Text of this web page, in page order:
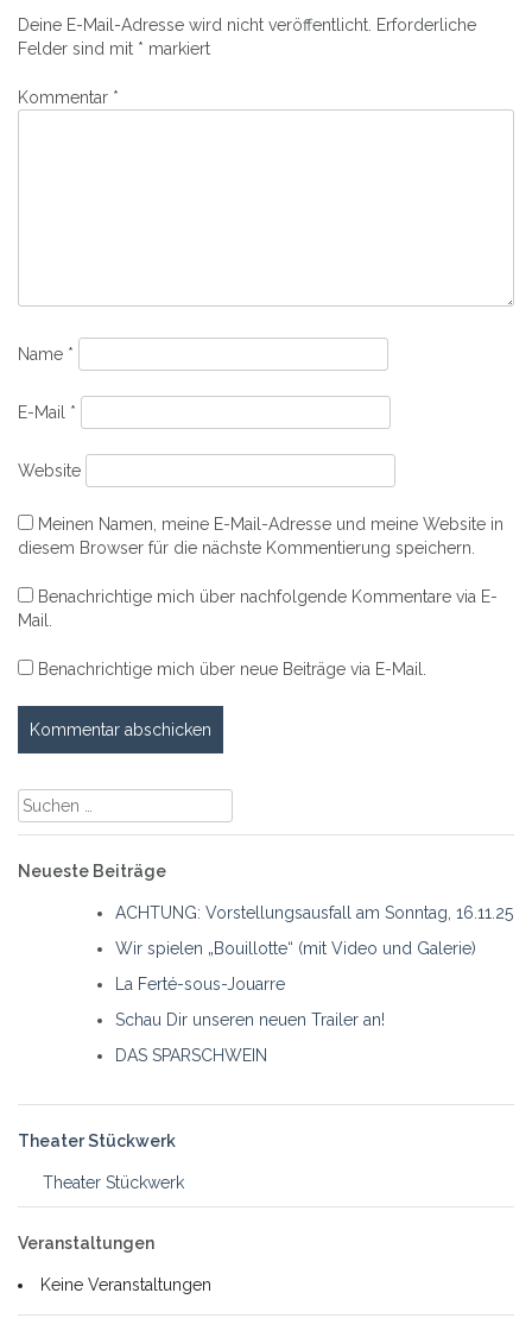
geöffnet)geöffnet)
Deine E-Mail-Adresse wird nicht veröffentlicht. Erforderliche
Felder sind mit * markiert
Kommentar *
Name *
E-Mail *
Website
Meinen Namen, meine E-Mail-Adresse und meine Website in
diesem Browser für die nächste Kommentierung speichern.
Benachrichtige mich über nachfolgende Kommentare via E-
Mail.
Benachrichtige mich über neue Beiträge via E-Mail.
Suche
nach:
Neueste Beiträge
ACHTUNG: Vorstellungsausfall am Sonntag, 16.11.25
Wir spielen „Bouillotte“ (mit Video und Galerie)
La Ferté-sous-Jouarre
Schau Dir unseren neuen Trailer an!
DAS SPARSCHWEIN
Theater Stückwerk
Theater Stückwerk
Veranstaltungen
Keine Veranstaltungen